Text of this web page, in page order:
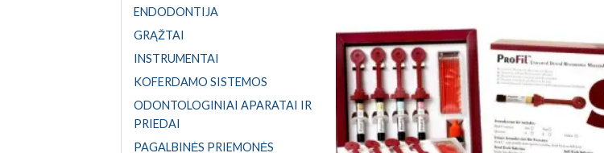
ENDODONTIJA
GRĄŽTAI
INSTRUMENTAI
KOFERDAMO SISTEMOS
ODONTOLOGINIAI APARATAI IR
PRIEDAI
PAGALBINĖS PRIEMONĖS